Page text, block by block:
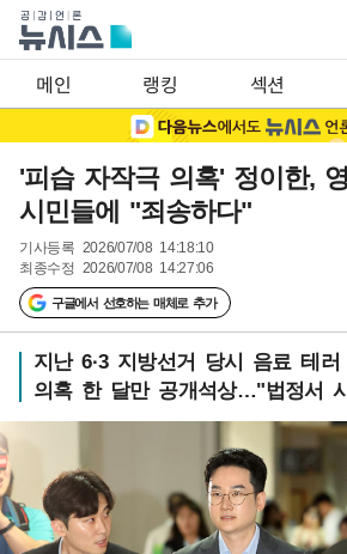
메인 랭킹 섹션
'피습 자작극 의혹' 정이한,
시민들에 "죄송하다"
기사등록 2026/07/08 14:18:10
최종수정 2026/07/08 14:27:06
구글에서 선호하는 매체로 추가
지난 6·3 지방선거 당시 음료 테러
의혹 한 달만 공개석상…"법정서